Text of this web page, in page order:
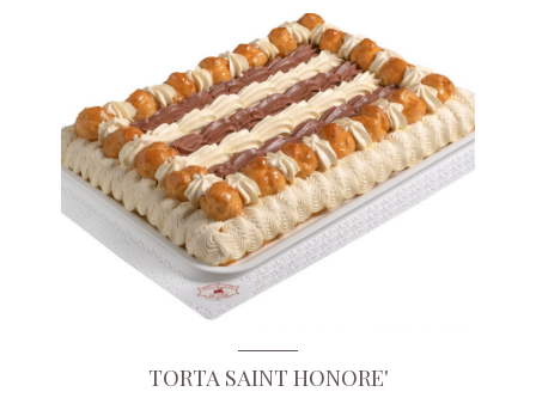
TORTA SAINT HONORE'